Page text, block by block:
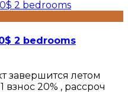
2 bedrooms
завершится летом
20% , рассроч